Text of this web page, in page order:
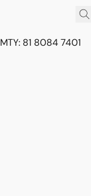
MTY: 81 8084 7401